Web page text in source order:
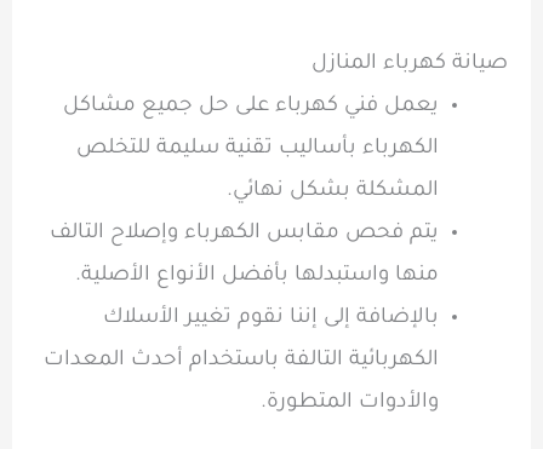
صيانة كهرباء المنازل
يعمل فني كهرباء على حل جميع مشاكل
الكهرباء بأساليب تقنية سليمة للتخلص
المشكلة بشكل نهائي.
يتم فحص مقابس الكهرباء وإصلاح التالف
منها واستبدلها بأفضل الأنواع الأصلية.
بالإضافة إلى إننا نقوم تغيير الأسلاك
الكهربائية التالفة باستخدام أحدث المعدات
والأدوات المتطورة.